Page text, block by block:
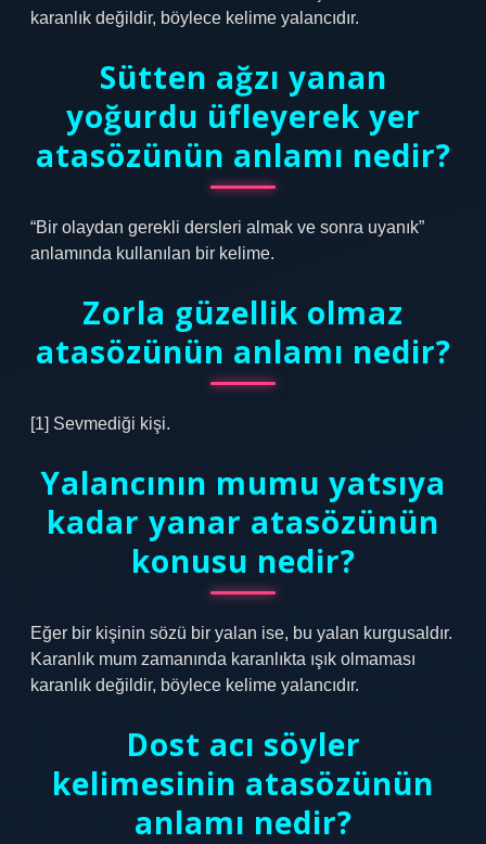
karanlık değildir, böylece kelime yalancıdır.
Sütten ağzı yanan
yoğurdu üfleyerek yer
atasözünün anlamı nedir?
“Bir olaydan gerekli dersleri almak ve sonra uyanık”
anlamında kullanılan bir kelime.
Zorla güzellik olmaz
atasözünün anlamı nedir?
[1] Sevmediği kişi.
Yalancının mumu yatsıya
kadar yanar atasözünün
konusu nedir?
Eğer bir kişinin sözü bir yalan ise, bu yalan kurgusaldır.
Karanlık mum zamanında karanlıkta ışık olmaması
karanlık değildir, böylece kelime yalancıdır.
Dost acı söyler
kelimesinin atasözünün
anlamı nedir?